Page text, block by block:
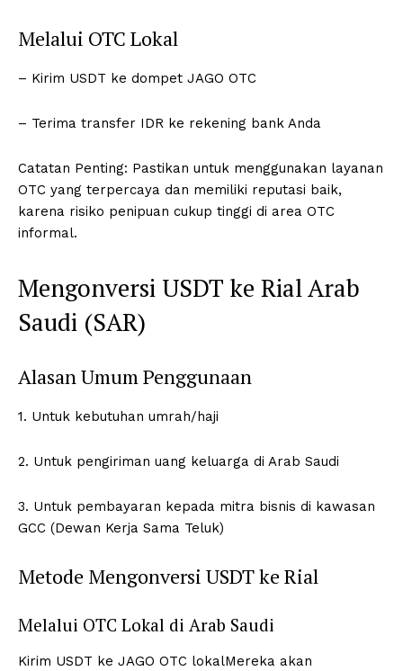
Melalui OTC Lokal
– Kirim USDT ke dompet JAGO OTC
– Terima transfer IDR ke rekening bank Anda
Catatan Penting: Pastikan untuk menggunakan layanan
OTC yang terpercaya dan memiliki reputasi baik,
karena risiko penipuan cukup tinggi di area OTC
informal.
Mengonversi USDT ke Rial Arab
Saudi (SAR)
Alasan Umum Penggunaan
1. Untuk kebutuhan umrah/haji
2. Untuk pengiriman uang keluarga di Arab Saudi
3. Untuk pembayaran kepada mitra bisnis di kawasan
GCC (Dewan Kerja Sama Teluk)
Metode Mengonversi USDT ke Rial
Melalui OTC Lokal di Arab Saudi
Kirim USDT ke JAGO OTC lokalMereka akan